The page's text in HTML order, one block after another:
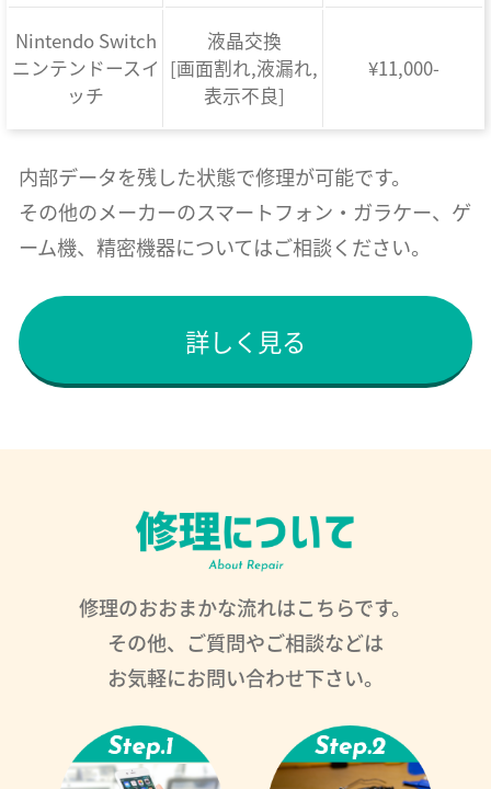
Nintendo Switch
ニンテンドースイ
ッチ
液晶交換
[画面割れ,液漏れ,
表示不良]
¥11,000-
内部データを残した状態で修理が可能です。
その他のメーカーのスマートフォン・ガラケー、ゲ
ーム機、精密機器についてはご相談ください。
詳しく見る
修理のおおまかな流れはこちらです。
その他、ご質問やご相談などは
お気軽にお問い合わせ下さい。